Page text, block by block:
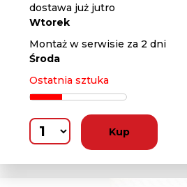
dostawa już jutro
Wtorek
Montaż w serwisie za 2 dni
Środa
Ostatnia sztuka
Kup